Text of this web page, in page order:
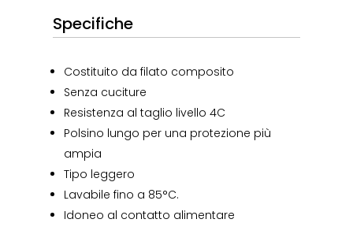
Specifiche
Costituito da filato composito
Senza cuciture
Resistenza al taglio livello 4C
Polsino lungo per una protezione più
ampia
Tipo leggero
Lavabile fino a 85°C.
Idoneo al contatto alimentare